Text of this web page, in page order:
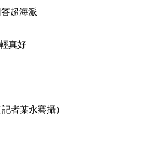
超海派
真好
者葉永騫攝）